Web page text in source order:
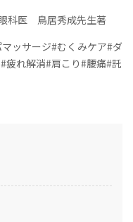
科医 鳥居秀成先生著
ッサージ#むくみケア#ダ
疲れ解消#肩こり#腰痛#託